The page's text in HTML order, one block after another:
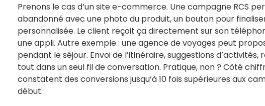
Prenons le cas d’un site e-commerce. Une campagne RCS
abandonné avec une photo du produit, un bouton pour
personnalisée. Le client reçoit ça directement sur son
une appli. Autre exemple : une agence de voyages peut
pendant le séjour. Envoi de l’itinéraire, suggestions
tout dans un seul fil de conversation. Pratique, non ? Côté
constatent des conversions jusqu’à 10 fois supérieures aux
début.